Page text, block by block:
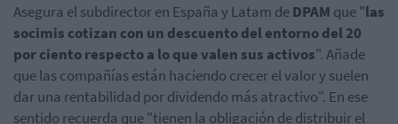
Asegura el subdirector en España y Latam deDPAM que "las
socimis cotizan con un descuento del entorno del 20
por ciento respecto a lo que valen sus activos". Añade
que las compañías están haciendo crecer el valor y suelen
dar una rentabilidad por dividendo más atractivo". En ese
sentido recuerda que "tienen la obligación de distribuir el